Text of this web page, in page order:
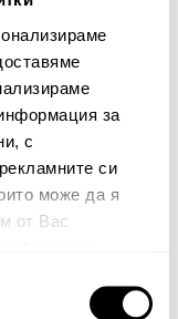
за
с
си
може да я
от Вас